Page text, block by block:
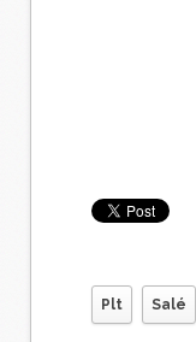
Plt Salé